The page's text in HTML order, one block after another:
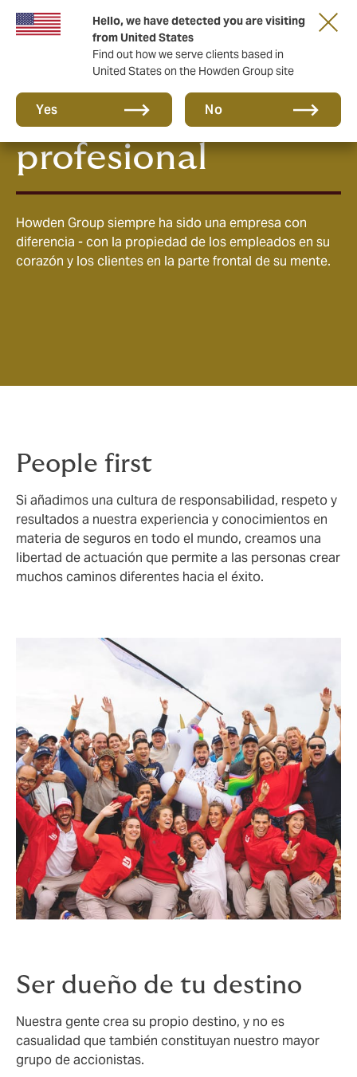
Hello, we have detected you are visiting
from United States
Find out how we serve clients based in
United States on the Howden Group site
Yes No
Cultura y carrera
profesional
Howden Group siempre ha sido una empresa con
diferencia - con la propiedad de los empleados en su
corazón y los clientes en la parte frontal de su mente.
People first
Si añadimos una cultura de responsabilidad, respeto y
resultados a nuestra experiencia y conocimientos en
materia de seguros en todo el mundo, creamos una
libertad de actuación que permite a las personas crear
muchos caminos diferentes hacia el éxito.
Ser dueño de tu destino
Nuestra gente crea su propio destino, y no es
casualidad que también constituyan nuestro mayor
grupo de accionistas.